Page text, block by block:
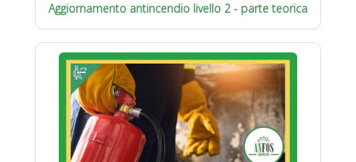
Aggiornamento antincendio livello 2 - parte teorica